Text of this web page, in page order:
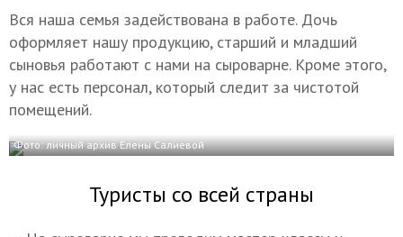
Вся наша семья задействована в работе. Дочь
оформляет нашу продукцию, старший и младший
сыновья работают с нами на сыроварне. Кроме этого,
у нас есть персонал, который следит за чистотой
помещений.
Фото: личный архив Елены Салиевой
Туристы со всей страны